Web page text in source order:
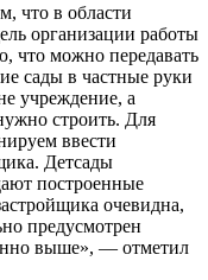
что в области
организации работы
что можно передавать
сады в частные руки
учреждение, а
строить. Для
ввести
Детсады
построенные
очевидна,
предусмотрен
выше», — отметил